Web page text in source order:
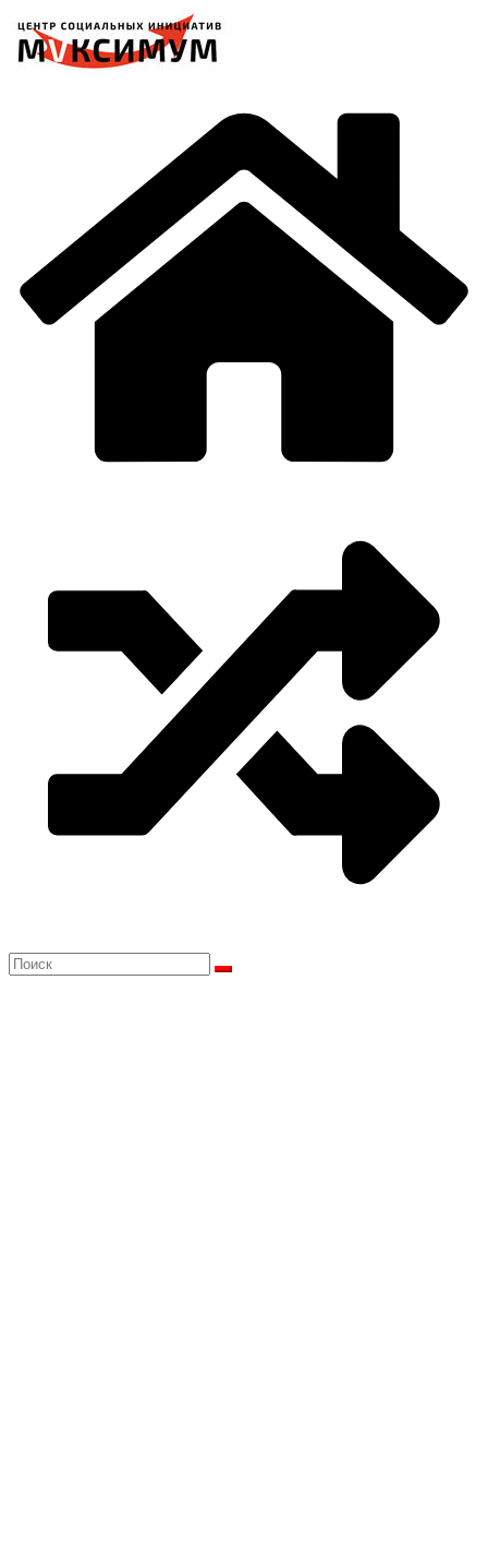
содержимому